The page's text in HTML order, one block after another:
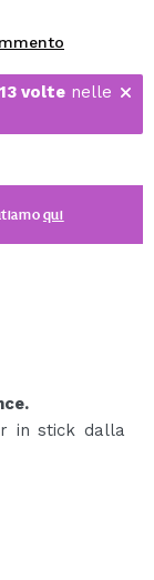
voltenelle
qui
in stick dalla
tempo.